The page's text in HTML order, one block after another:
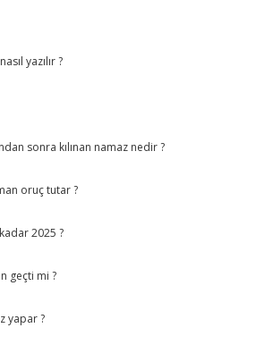
yazılır ?
sonra kılınan namaz nedir ?
oruç tutar ?
2025 ?
geçti mi ?
yapar ?